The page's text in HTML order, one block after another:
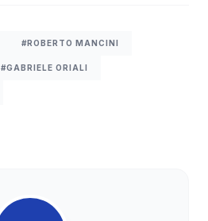
#ROBERTO MANCINI
#GABRIELE ORIALI